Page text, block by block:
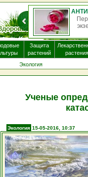
АНТИГИСТАМИННЫЕ ПРЕПАРАТЫ ПОЧТИ НЕ ПОМОГАЮТ ПРИ ЭКЗЕМЕ И МОГУТ ВЫЗЫВАТЬ ПОБОЧНЫЕ ЭФФЕКТЫ
с
Бол...
Защита
растений
растения
Экология
Ученые
Экология 15-05-2016, 10:37